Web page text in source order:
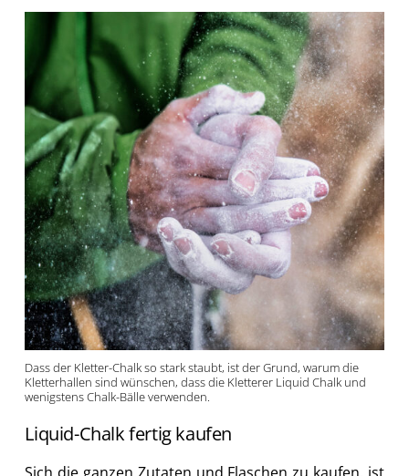
Dass der Kletter-Chalk so stark staubt, ist der Grund, warum die
Kletterhallen sind wünschen, dass die Kletterer Liquid Chalk und
wenigstens Chalk-Bälle verwenden.
Liquid-Chalk fertig kaufen